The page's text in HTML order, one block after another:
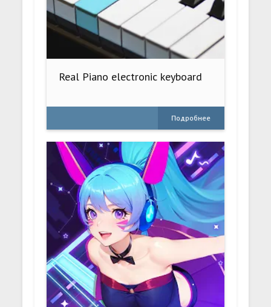
Real Piano electronic keyboard
Подробнее